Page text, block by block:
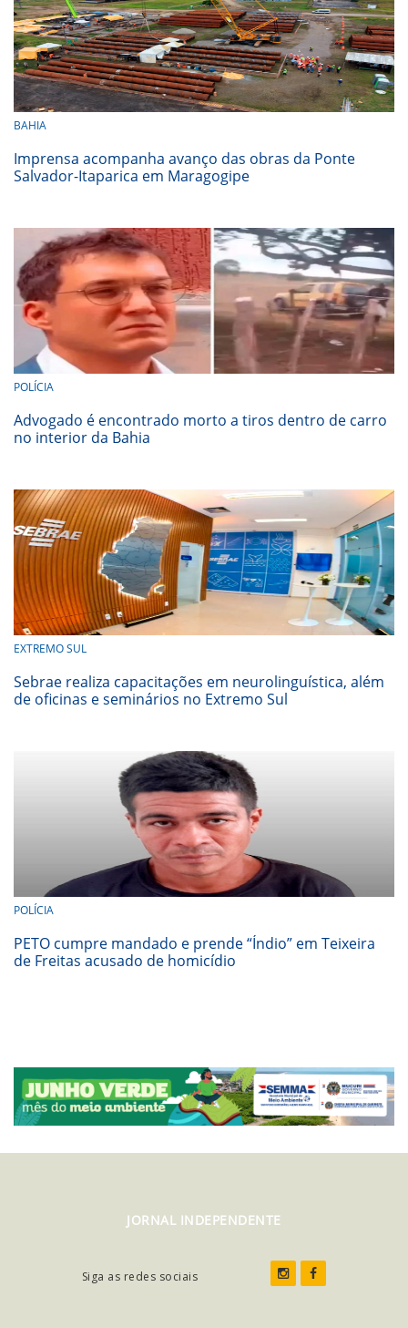
BAHIA
Imprensa acompanha avanço das obras da Ponte
Salvador-Itaparica em Maragogipe
POLÍCIA
Advogado é encontrado morto a tiros dentro de carro
no interior da Bahia
EXTREMO SUL
Sebrae realiza capacitações em neurolinguística, além
de oficinas e seminários no Extremo Sul
POLÍCIA
PETO cumpre mandado e prende “Índio” em Teixeira
de Freitas acusado de homicídio
JORNAL INDEPENDENTE
Siga as redes sociais